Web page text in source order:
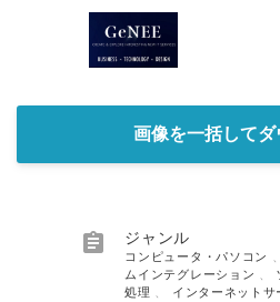
画像を一括してダ
 ジャンル
コンピュータ・パソコン
ムインテグレーション
処理
インターネットサ